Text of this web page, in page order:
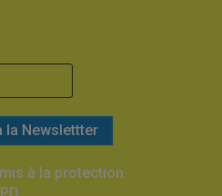
à la protection